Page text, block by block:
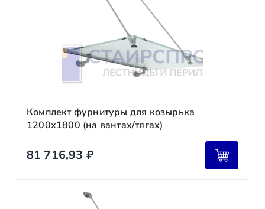
Комплект фурнитуры для козырька
1200х1800 (на вантах/тягах)
81 716,93 ₽